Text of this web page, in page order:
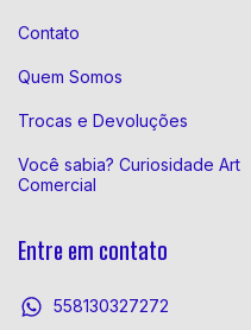
Contato
Quem Somos
Trocas e Devoluções
Você sabia? Curiosidade Art
Comercial
Entre em contato
558130327272